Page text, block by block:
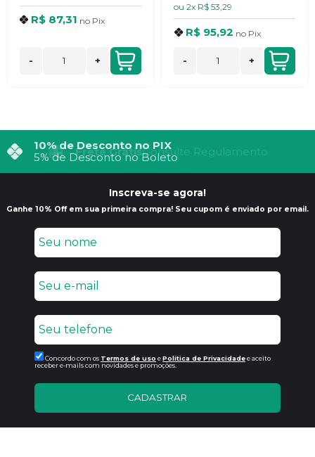
R$ 87,31 no Pix
- +
ou 2x R$ 53,29
R$ 95,92 no Pix
- +
10% de Desconto no PIX
5% de Desconto no Boleto
Inscreva-se agora!
Ganhe 10% Off em sua primeira compra! Seu cupom é enviado por email.
Concordo com os Termos de uso ePolitica de Privacidadee aceito
receber e-mails com novidades e promoções.
CADASTRAR